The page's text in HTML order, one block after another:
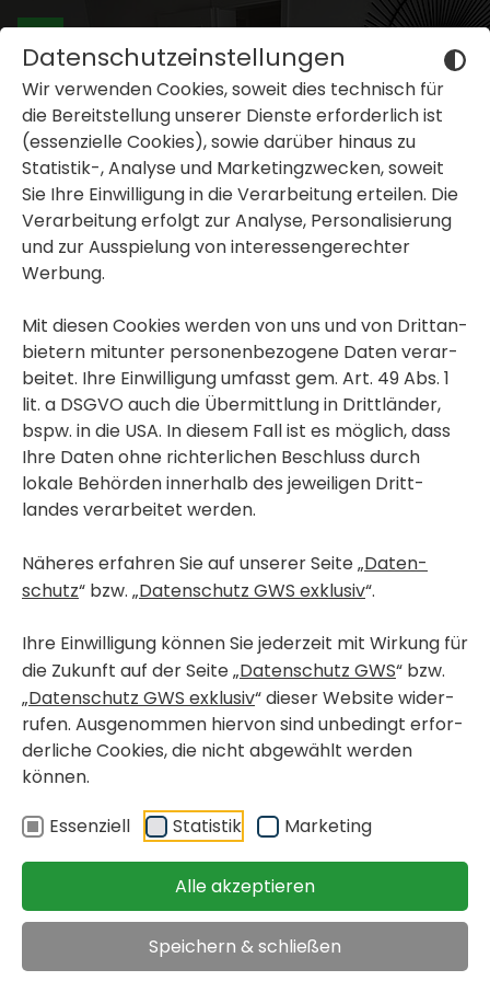
Datenschutzeinstellungen
Wir verwenden Cookies, soweit dies tech­nisch für
die Bereit­stel­lung unserer Dienste erfor­der­lich ist
(essen­zi­elle Cookies), sowie darüber hinaus zu
Statistik-, Analyse und Marke­ting­zwe­cken, soweit
Sie Ihre Einwil­li­gung in die Verar­bei­tung erteilen. Die
Verar­bei­tung erfolgt zur Analyse, Perso­na­li­sie­rung
und zur Ausspie­lung von inter­es­sen­ge­rechter
Werbung.
Mit diesen Cookies werden von uns und von Dritt­an­
bie­tern mitunter perso­nen­be­zo­gene Daten verar­
beitet. Ihre Einwil­li­gung umfasst gem. Art. 49 Abs. 1
lit. a DSGVO auch die Übermitt­lung in Dritt­länder,
bspw. in die USA. In diesem Fall ist es möglich, dass
Ihre Daten ohne rich­ter­li­chen Beschluss durch
lokale Behörden inner­halb des jewei­ligen Dritt­
landes verar­beitet werden.
Näheres erfahren Sie auf unserer Seite „Daten­
schutz“ bzw. „Daten­schutz GWS exklusiv“.
Ihre Einwil­li­gung können Sie jeder­zeit mit Wirkung für
die Zukunft auf der Seite „Daten­schutz GWS“ bzw.
„Daten­schutz GWS exklusiv“ dieser Website wider­
rufen. Ausge­nommen hiervon sind unbe­dingt erfor­
der­liche Cookies, die nicht abge­wählt werden
können.
Essen­ziell
Statistik Marke­ting
Alle akzeptieren
Speichern & schließen
oder ausblenden
oder ausblenden
oder ausblenden
GRAZ, GRIES
Karlau­er­straße 35 / 204
frei­fi­nan­zierte Eigen­
tums­woh­nung
verfügbar ab 15.
März 2027
< zurück